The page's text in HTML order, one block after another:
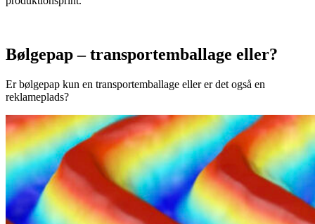
Bølgepap – transportemballage eller?
Er bølgepap kun en transportemballage eller er det også en
reklameplads?